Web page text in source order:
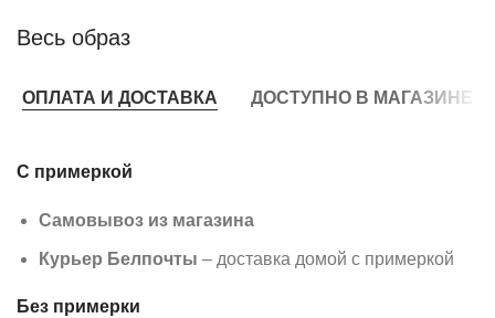
Весь образ
ОПЛАТА И ДОСТАВКА ДОСТУПНО В МАГАЗИНЕ
С примеркой
Самовывоз из магазина
Курьер Белпочты – доставка домой с примеркой
Без примерки